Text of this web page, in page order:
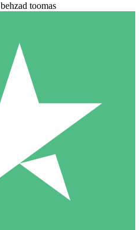
behzad toomas